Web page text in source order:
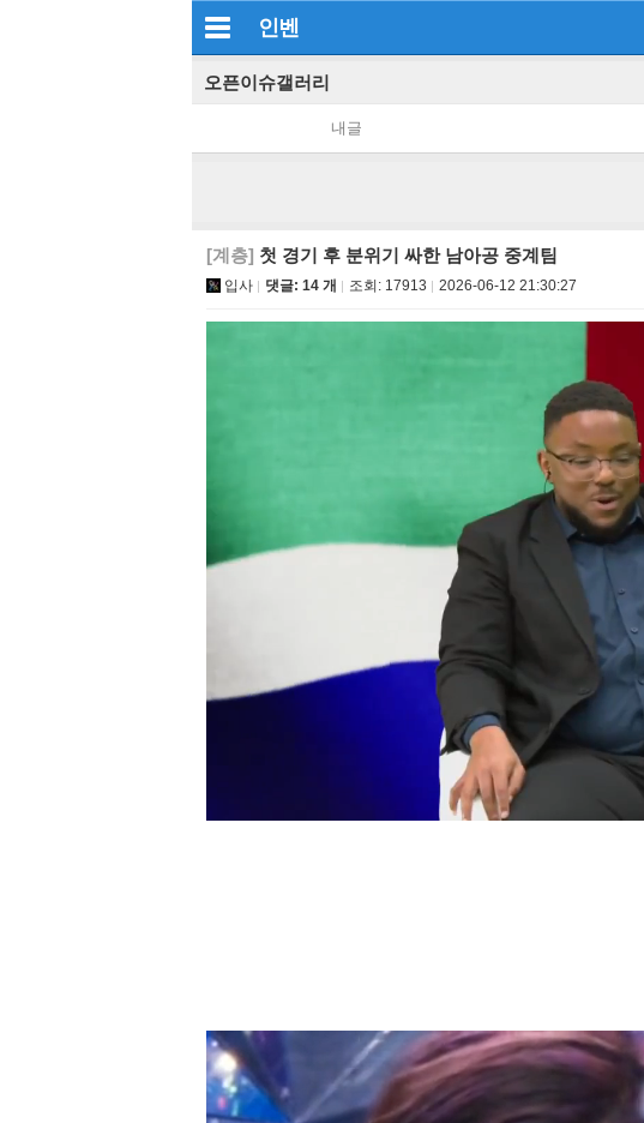
인벤
오픈이슈갤러리
내글
[계층] 첫 경기 후 분위기 싸한 남아공 중계팀
입사 댓글: 14 개 조회: 17913 2026-06-12 21:30:27